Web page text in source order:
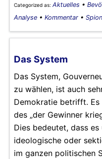
Categorized as: Aktuelles •
Analyse • Kommentar •
Das System
Das System,
zu wählen, ist auch
Demokratie betrifft.
des „der Gewinner
Dies bedeutet, dass
ideologische oder
im ganzen politischen